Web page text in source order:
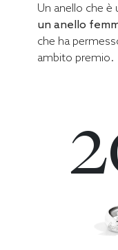
Un anello che è
un anello
che ha
ambito premio.